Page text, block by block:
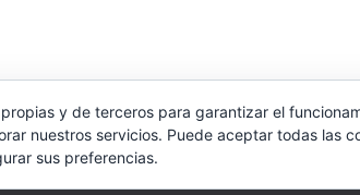
y de terceros para garantizar el
nuestros servicios. Puede aceptar todas las
sus preferencias.